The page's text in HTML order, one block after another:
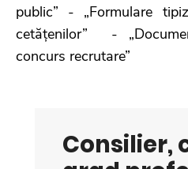
public” - „Formulare
cetățenilor” -
concurs recrutare”
Consilier,